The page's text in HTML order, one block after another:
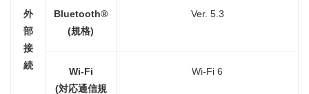
外
部
接
続
Bluetooth®
(規格)
Ver. 5.3
Wi-Fi
(対応通信規
Wi-Fi 6